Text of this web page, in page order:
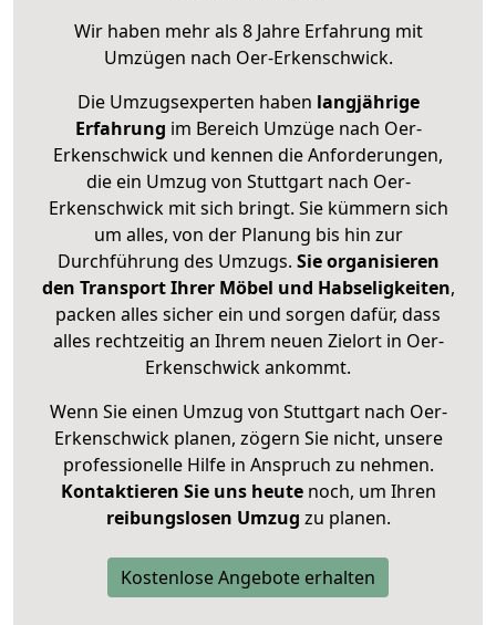
Wir haben mehr als 8 Jahre Erfahrung mit
Umzügen nach Oer-Erkenschwick.
Die Umzugsexperten haben langjährige
Erfahrung im Bereich Umzüge nach Oer-
Erkenschwick und kennen die Anforderungen,
die ein Umzug von Stuttgart nach Oer-
Erkenschwick mit sich bringt. Sie kümmern sich
um alles, von der Planung bis hin zur
Durchführung des Umzugs. Sie organisieren
den Transport Ihrer Möbel und Habseligkeiten,
packen alles sicher ein und sorgen dafür, dass
alles rechtzeitig an Ihrem neuen Zielort in Oer-
Erkenschwick ankommt.
Wenn Sie einen Umzug von Stuttgart nach Oer-
Erkenschwick planen, zögern Sie nicht, unsere
professionelle Hilfe in Anspruch zu nehmen.
Kontaktieren Sie uns heutenoch, um Ihren
reibungslosen Umzug zu planen.
Kostenlose Angebote erhalten